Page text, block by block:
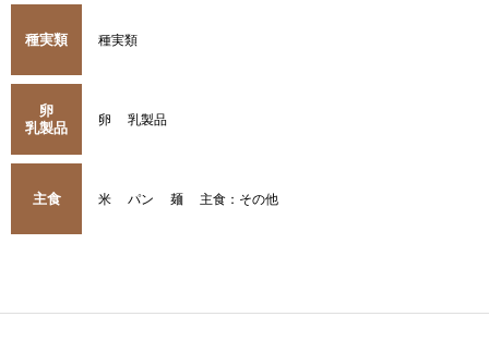
種実類 種実類
卵
乳製品
卵 乳製品
主食 米 パン 麺 主食：その他